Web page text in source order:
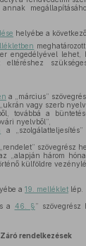
helyébe a
engedélyével lehet,
eltéréshez
a „március”
vagy szerb
továbbá a
nyelvből”,
a
szövegrész
„alapján három
külföldre
a 19. melléklet lép.
a 46. §”
Záró rendelkezések